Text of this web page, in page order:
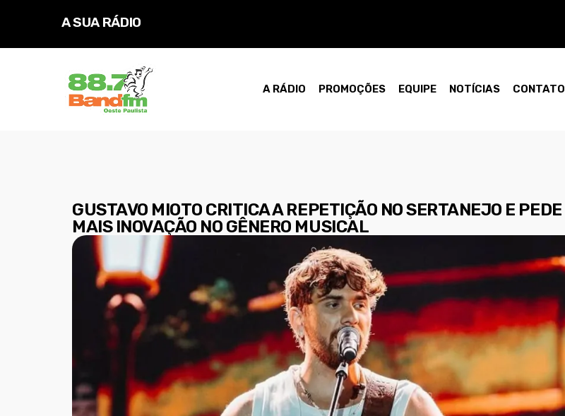
A SUA RÁDIO
A RÁDIO PROMOÇÕES EQUIPE NOTÍCIAS CONTATO
GUSTAVO MIOTO CRITICA A REPETIÇÃO NO SERTANEJO E PEDE
MAIS INOVAÇÃO NO GÊNERO MUSICAL